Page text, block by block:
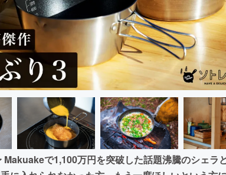
CAMPFIRE for Social Good
CAMPFIREふるさと納税
で1,100万円を突破した話題沸騰のシェラ